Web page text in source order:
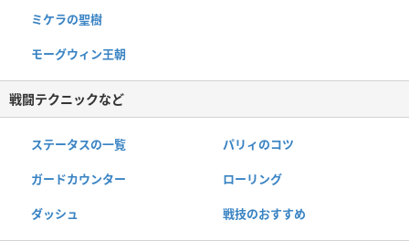
ミケラの聖樹
モーグウィン王朝
戦闘テクニックなど
ステータスの一覧 パリィのコツ
ガードカウンター ローリング
ダッシュ 戦技のおすすめ